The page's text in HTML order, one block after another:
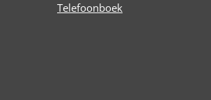
Telefoonboek